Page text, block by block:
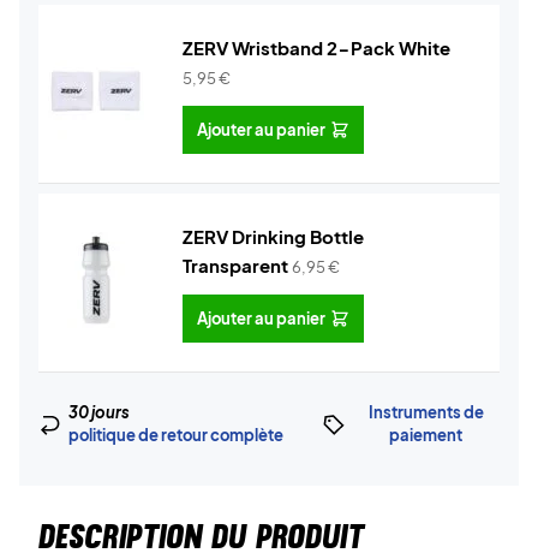
ZERV Wristband 2-Pack White
5,95€
Ajouter au panier
ZERV Drinking Bottle
Transparent6,95€
Ajouter au panier
30 jours
politique de retour complète
Instruments de
paiement
DESCRIPTION DU PRODUIT